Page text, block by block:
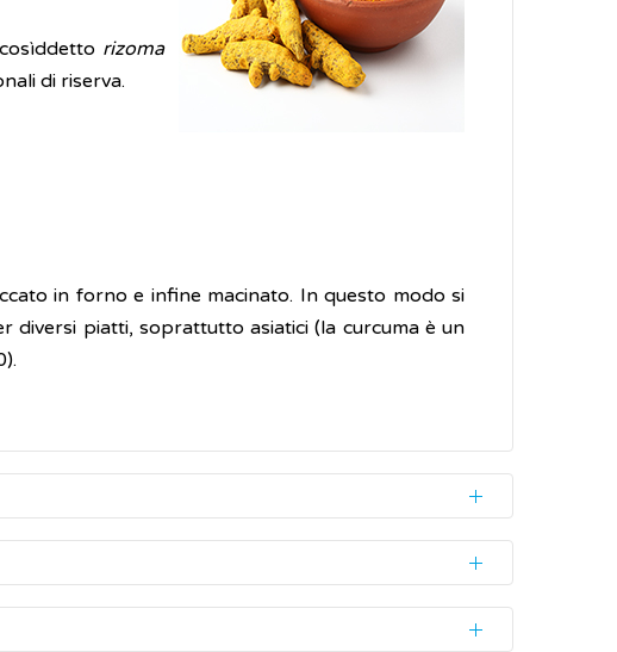
rizoma
di riserva.
in forno e infine macinato. In questo modo si
diversi piatti, soprattutto asiatici (la curcuma è un
responsabile degli effetti benefici della
diverse proprietà.